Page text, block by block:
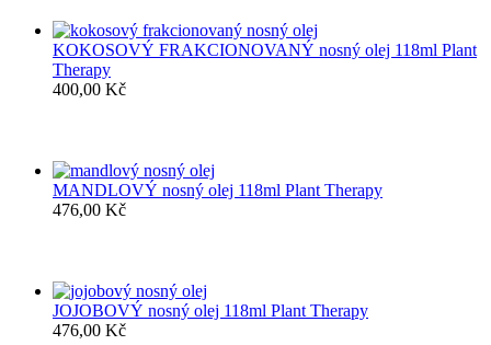
KOKOSOVÝ FRAKCIONOVANÝ nosný olej 118ml Plant
Therapy
400,00 Kč
MANDLOVÝ nosný olej 118ml Plant Therapy
476,00 Kč
JOJOBOVÝ nosný olej 118ml Plant Therapy
476,00 Kč